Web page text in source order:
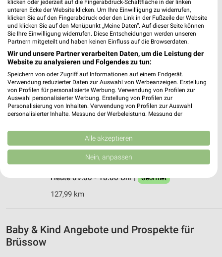
Heute 09:00 - 19:00 Uhr | Geöffnet
84,34 km
Ernsting's family Angermünde
Prenzlauer Straße 41
16278 Angermünde
Heute 09:00 - 19:00 Uhr | Geöffnet
68,61 km
Ernsting's family Friedland
Rudolf-Breitscheid-Str. 91
17098 Friedland
Heute 09:00 - 18:00 Uhr | Geöffnet
127,99 km
Baby & Kind Angebote und Prospekte für
Brüssow
klicken oder jederzeit auf die Fingerabdruck-Schaltfläche in der linken
unteren Ecke der Website klicken. Um Ihre Einwilligung zu widerrufen,
klicken Sie auf den Fingerabdruck oder den Link in der Fußzeile der Website
und klicken Sie auf den Menüpunkt „Meine Daten“. Auf dieser Seite können
Sie Ihre Einwilligung widerrufen. Diese Entscheidungen werden unseren
Partnern mitgeteilt und haben keinen Einfluss auf die Browserdaten.
Wir und unsere Partner verarbeiten Daten, um die Leistung der
Website zu analysieren und Folgendes zu tun:
Speichern von oder Zugriff auf Informationen auf einem Endgerät.
Verwendung reduzierter Daten zur Auswahl von Werbeanzeigen. Erstellung
von Profilen für personalisierte Werbung. Verwendung von Profilen zur
Auswahl personalisierter Werbung. Erstellung von Profilen zur
Personalisierung von Inhalten. Verwendung von Profilen zur Auswahl
personalisierter Inhalte. Messung der Werbeleistung. Messung der
Kombinationen von Daten aus verschiedenen Quellen. Entwicklung und
Verbesserung der Angebote. Verwendung reduzierter Daten zur Auswahl
von Inhalten.
Daten können außerhalb der Europäischen Union weitergegeben und in die
USA gesendet werden.
Website/App.
Partnerliste anzeigen (1 IAB-Anbieter)
Speichern von oder Zugriff auf Informationen
auf einem Endgerät
Alle akzeptieren
Nein, anpassen